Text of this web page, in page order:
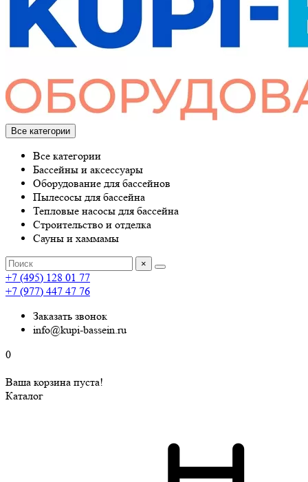
Все категории
Все категории
Бассейны и аксессуары
Оборудование для бассейнов
Пылесосы для бассейна
Тепловые насосы для бассейна
Строительство и отделка
Сауны и хаммамы
×
+7 (495) 128 01 77
+7 (977) 447 47 76
Заказать звонок
info@kupi-bassein.ru
0
Ваша корзина пуста!
Каталог